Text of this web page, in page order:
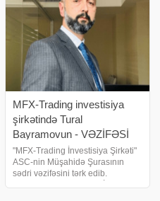
MFX-Trading investisiya
şirkətində Tural
Bayramovun - VƏZİFƏSİ
AŞAĞI SALINDI
"MFX-Trading İnvestisiya Şirkəti"
ASC-nin Müşahidə Şurasının
sədri vəzifəsini tərk edib.